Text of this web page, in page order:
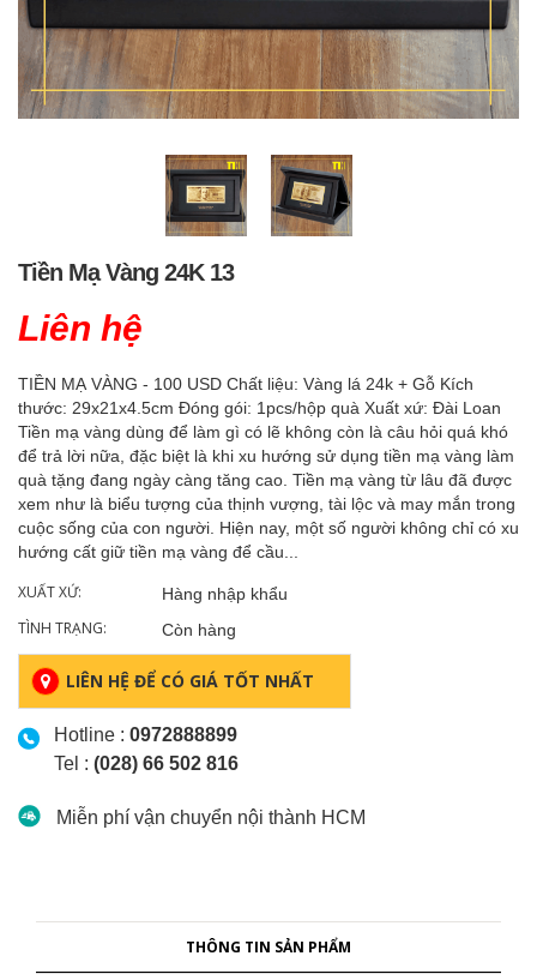
Tiền Mạ Vàng 24K 13
Liên hệ
TIỀN MẠ VÀNG - 100 USD Chất liệu: Vàng lá 24k + Gỗ Kích
thước: 29x21x4.5cm Đóng gói: 1pcs/hộp quà Xuất xứ: Đài Loan
Tiền mạ vàng dùng để làm gì có lẽ không còn là câu hỏi quá khó
để trả lời nữa, đặc biệt là khi xu hướng sử dụng tiền mạ vàng làm
quà tặng đang ngày càng tăng cao. Tiền mạ vàng từ lâu đã được
xem như là biểu tượng của thịnh vượng, tài lộc và may mắn trong
cuộc sống của con người. Hiện nay, một số người không chỉ có xu
hướng cất giữ tiền mạ vàng để cầu...
XUẤT XỨ: Hàng nhập khẩu
TÌNH TRẠNG: Còn hàng
LIÊN HỆ ĐỂ CÓ GIÁ TỐT NHẤT
Hotline : 0972888899
Tel : (028) 66 502 816
Miễn phí vận chuyển nội thành HCM
THÔNG TIN SẢN PHẨM